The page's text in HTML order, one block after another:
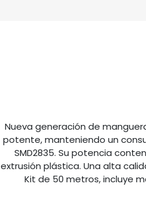
Nueva generación de
potente, manteniendo un
SMD2835. Su potencia
extrusión plástica. Una alta
Kit de 50 metros, incluye